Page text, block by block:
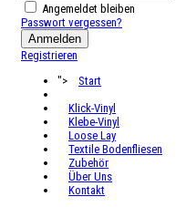
Angemeldet bleiben
Passwort vergessen?
Anmelden
Registrieren
">
Start
Klick-Vinyl
Klebe-Vinyl
Loose Lay
Textile Bodenfliesen
Zubehör
Über Uns
Kontakt